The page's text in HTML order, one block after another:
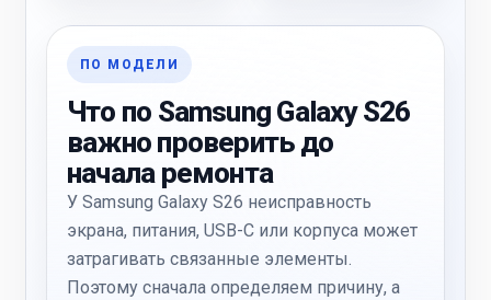
ПО МОДЕЛИ
Что по Samsung Galaxy S26
важно проверить до
начала ремонта
У Samsung Galaxy S26 неисправность
экрана, питания, USB-C или корпуса может
затрагивать связанные элементы.
Поэтому сначала определяем причину, а